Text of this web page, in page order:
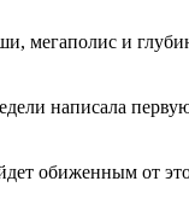
мегаполис и
написала
обиженным от